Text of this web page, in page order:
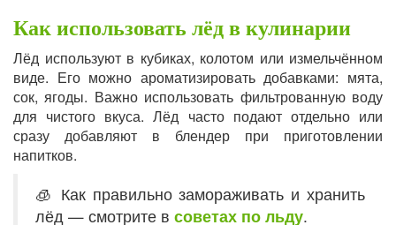
Как использовать лёд в кулинарии
Лёд используют в кубиках, колотом или измельчённом
виде. Его можно ароматизировать добавками: мята,
сок, ягоды. Важно использовать фильтрованную воду
для чистого вкуса. Лёд часто подают отдельно или
сразу добавляют в блендер при приготовлении
напитков.
🧊 Как правильно замораживать и хранить
лёд — смотрите в советах по льду.